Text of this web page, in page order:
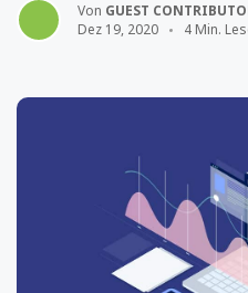
Von GUEST
Dez 19, 2020
4 Min.